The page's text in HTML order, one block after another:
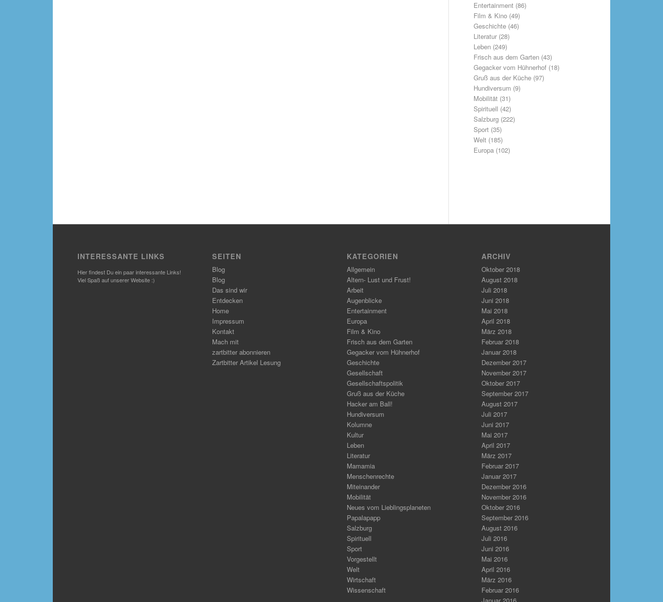
Entertainment(86)
Film & Kino(49)
Geschichte(46)
Literatur(28)
Leben(249)
Frisch aus dem Garten(43)
Gegacker vom Hühnerhof(18)
Gruß aus der Küche(97)
Hundiversum (9)
Mobilität(31)
Spirituell (42)
Salzburg(222)
Sport(35)
Welt(185)
Europa(102)
INTERESSANTE LINKS
Hier findest Du ein paar interessante Links!
Viel Spaß auf unserer Website :)
SEITEN
Blog
Blog
Das sind wir
Entdecken
Home
Impressum
Kontakt
Mach mit
zartbitter abonnieren
Zartbitter Artikel Lesung
KATEGORIEN
Allgemein
Altern- Lust und Frust!
Arbeit
Augenblicke
Entertainment
Europa
Film & Kino
Frisch aus dem Garten
Gegacker vom Hühnerhof
Geschichte
Gesellschaft
Gesellschaftspolitik
Gruß aus der Küche
Hacker am Ball!
Hundiversum
Kolumne
Kultur
Leben
Literatur
Mamamia
Menschenrechte
Miteinander
Mobilität
Neues vom Lieblingsplaneten
Papalapapp
Salzburg
Spirituell
Sport
Vorgestellt
Welt
Wirtschaft
Wissenschaft
ARCHIV
Oktober 2018
August 2018
Juli 2018
Juni 2018
Mai 2018
April 2018
März 2018
Februar 2018
Januar 2018
Dezember 2017
November 2017
Oktober 2017
September 2017
August 2017
Juli 2017
Juni 2017
Mai 2017
April 2017
März 2017
Februar 2017
Januar 2017
Dezember 2016
November 2016
Oktober 2016
September 2016
August 2016
Juli 2016
Juni 2016
Mai 2016
April 2016
März 2016
Februar 2016